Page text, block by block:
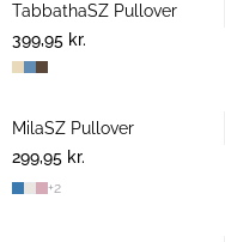
NYHED
TabbathaSZ Pullover
399,95 kr.
NYHED
2 FOR 500 DKK
MilaSZ Pullover
299,95 kr.
+2